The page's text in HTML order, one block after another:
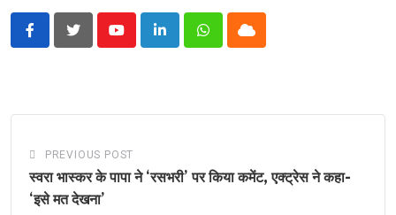
YoutubeLinkedInWhatsappCloud
PREVIOUS POST
स्वरा भास्कर के पापा ने ‘रसभरी’ पर किया कमेंट, एक्ट्रेस ने कहा-
‘इसे मत देखना’